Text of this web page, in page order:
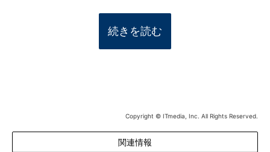
続きを読む
Copyright © ITmedia, Inc. All Rights Reserved.
関連情報